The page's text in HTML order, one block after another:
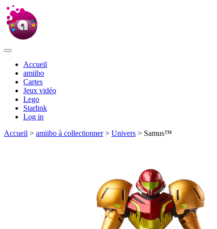
Accueil
amiibo
Cartes
Jeux vidéo
Lego
Starlink
Log in
Accueil > amiibo à collectionner> Univers > Samus™